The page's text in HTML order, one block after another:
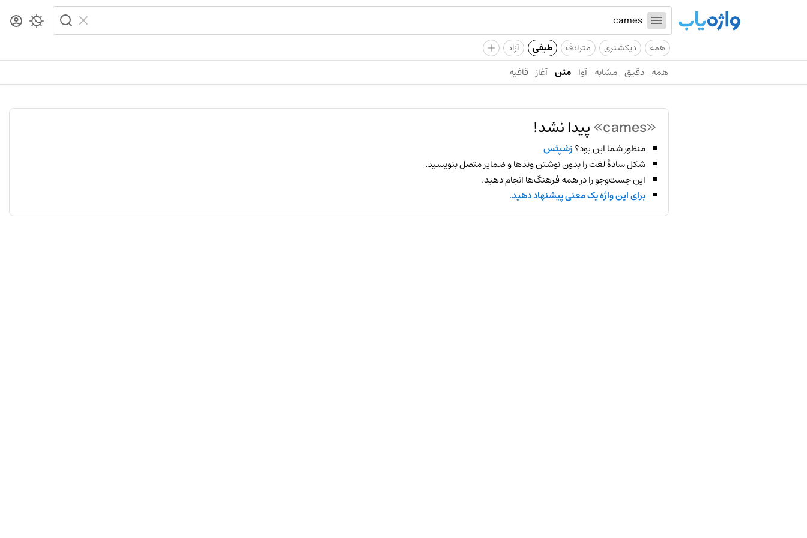
همه دیکشنری مترادف طیفی آزاد +
همه دقیق مشابه آوا متن آغاز قافیه
«cames» پیدا نشد!
منظور شما این بود؟زشپثس
شکل سادهٔ لغت را بدون نوشتن وندها و ضمایر متصل بنویسید.
این جست‌وجو را در همه فرهنگ‌ها انجام دهید.
برای این واژه یک معنی پیشنهاد دهید.